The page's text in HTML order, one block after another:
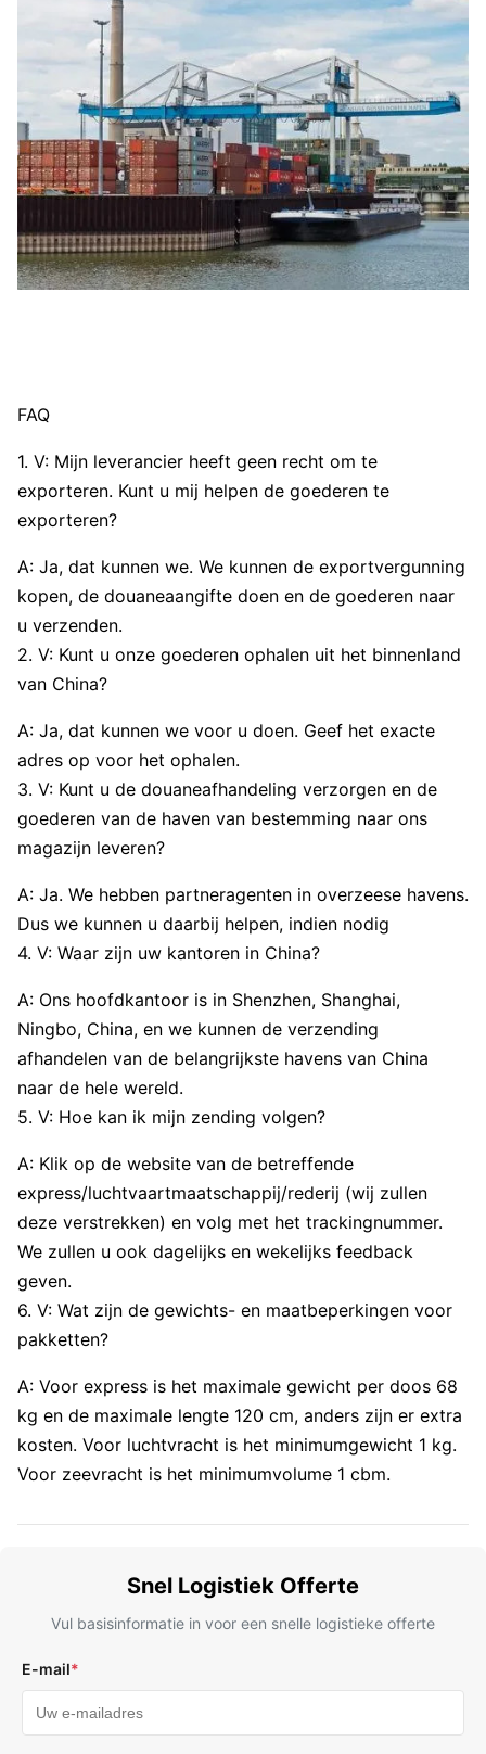
FAQ
1. V: Mijn leverancier heeft geen recht om te
exporteren. Kunt u mij helpen de goederen te
exporteren?
A: Ja, dat kunnen we. We kunnen de exportvergunning
kopen, de douaneaangifte doen en de goederen naar
u verzenden.
2. V: Kunt u onze goederen ophalen uit het binnenland
van China?
A: Ja, dat kunnen we voor u doen. Geef het exacte
adres op voor het ophalen.
3. V: Kunt u de douaneafhandeling verzorgen en de
goederen van de haven van bestemming naar ons
magazijn leveren?
A: Ja. We hebben partneragenten in overzeese havens.
Dus we kunnen u daarbij helpen, indien nodig
4. V: Waar zijn uw kantoren in China?
A: Ons hoofdkantoor is in Shenzhen, Shanghai,
Ningbo, China, en we kunnen de verzending
afhandelen van de belangrijkste havens van China
naar de hele wereld.
5. V: Hoe kan ik mijn zending volgen?
A: Klik op de website van de betreffende
express/luchtvaartmaatschappij/rederij (wij zullen
deze verstrekken) en volg met het trackingnummer.
We zullen u ook dagelijks en wekelijks feedback
geven.
6. V: Wat zijn de gewichts- en maatbeperkingen voor
pakketten?
A: Voor express is het maximale gewicht per doos 68
kg en de maximale lengte 120 cm, anders zijn er extra
kosten. Voor luchtvracht is het minimumgewicht 1 kg.
Voor zeevracht is het minimumvolume 1 cbm.
Snel Logistiek Offerte
Vul basisinformatie in voor een snelle logistieke offerte
E-mail*